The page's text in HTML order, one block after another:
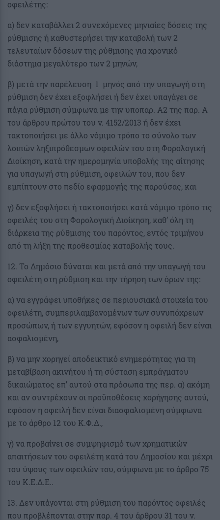
οφειλέτης:
α) δεν καταβάλλει 2 συνεχόμενες μηνιαίες δόσεις της
ρύθμισης ή καθυστερήσει την καταβολή των 2
τελευταίων δόσεων της ρύθμισης για χρονικό
διάστημα μεγαλύτερο των 2 μηνών,
β) μετά την παρέλευση 1 μηνός από την υπαγωγή στη
ρύθμιση δεν έχει εξοφλήσει ή δεν έχει υπαγάγει σε
πάγια ρύθμιση σύμφωνα με την υποπαρ. Α2 της παρ. Α
του άρθρου πρώτου του ν. 4152/2013 ή δεν έχει
τακτοποιήσει με άλλο νόμιμο τρόπο το σύνολο των
λοιπών ληξιπρόθεσμων οφειλών του στη Φορολογική
Διοίκηση, κατά την ημερομηνία υποβολής της αίτησης
για υπαγωγή στη ρύθμιση, οφειλών του, που δεν
εμπίπτουν στο πεδίο εφαρμογής της παρούσας, και
γ) δεν εξοφλήσει ή τακτοποιήσει κατά νόμιμο τρόπο τις
οφειλές του στη Φορολογική Διοίκηση, καθ’ όλη τη
διάρκεια της ρύθμισης του παρόντος, εντός τριμήνου
από τη λήξη της προθεσμίας καταβολής τους.
12. Το Δημόσιο δύναται και μετά από την υπαγωγή του
οφειλέτη στη ρύθμιση και την τήρηση των όρων της:
α) να εγγράφει υποθήκες σε περιουσιακά στοιχεία του
οφειλέτη, συμπεριλαμβανομένων των συνυπόχρεων
προσώπων, ή των εγγυητών, εφόσον η οφειλή δεν είναι
ασφαλισμένη,
β) να μην χορηγεί αποδεικτικό ενημερότητας για τη
μεταβίβαση ακινήτου ή τη σύσταση εμπράγματου
δικαιώματος επ’ αυτού στα πρόσωπα της περ. α) ακόμη
και αν συντρέχουν οι προϋποθέσεις χορήγησης αυτού,
εφόσον η οφειλή δεν είναι διασφαλισμένη σύμφωνα
με το άρθρο 12 του Κ.Φ.Δ.,
γ) να προβαίνει σε συμψηφισμό των χρηματικών
απαιτήσεων του οφειλέτη κατά του Δημοσίου και μέχρι
του ύψους των οφειλών του, σύμφωνα με το άρθρο 75
του Κ.Ε.Δ.Ε..
13. Δεν υπάγονται στη ρύθμιση του παρόντος οφειλές
που προβλέπονται στην παρ. 4 του άρθρου 31 του ν.